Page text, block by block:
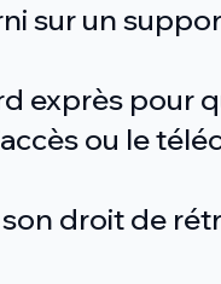
sur un
exprès pour
ou le
droit de